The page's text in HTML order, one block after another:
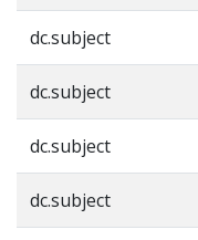
dc.subject
dc.subject
dc.subject
dc.subject